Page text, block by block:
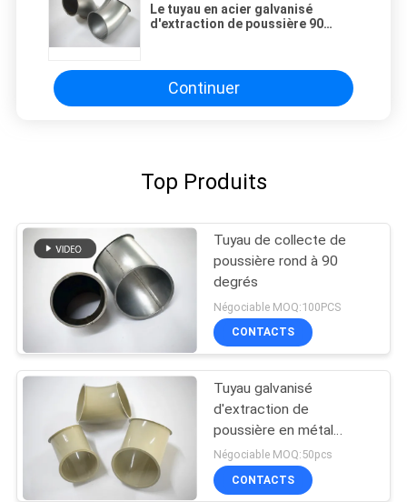
Le tuyau en acier galvanisé
d'extraction de poussière 90
Continuer
Top Produits
Tuyau de collecte de
poussière rond à 90
degrés
Négociable MOQ:100PCS
CONTACTS
Tuyau galvanisé
d'extraction de
poussière en métal
30~90 degrés dans
l'architecture de produit
chimique de la poussière
Négociable MOQ:50pcs
CONTACTS